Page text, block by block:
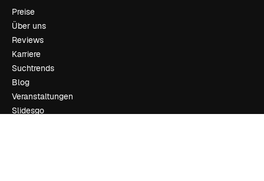
Preise
Über uns
Reviews
Karriere
Suchtrends
Blog
Veranstaltungen
Slidesgo